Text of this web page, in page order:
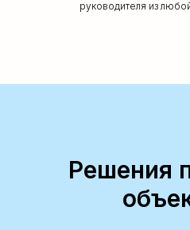
руководителя из
Решения